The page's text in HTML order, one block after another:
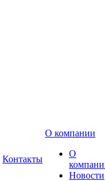
Контакты
О компании
О
Новости